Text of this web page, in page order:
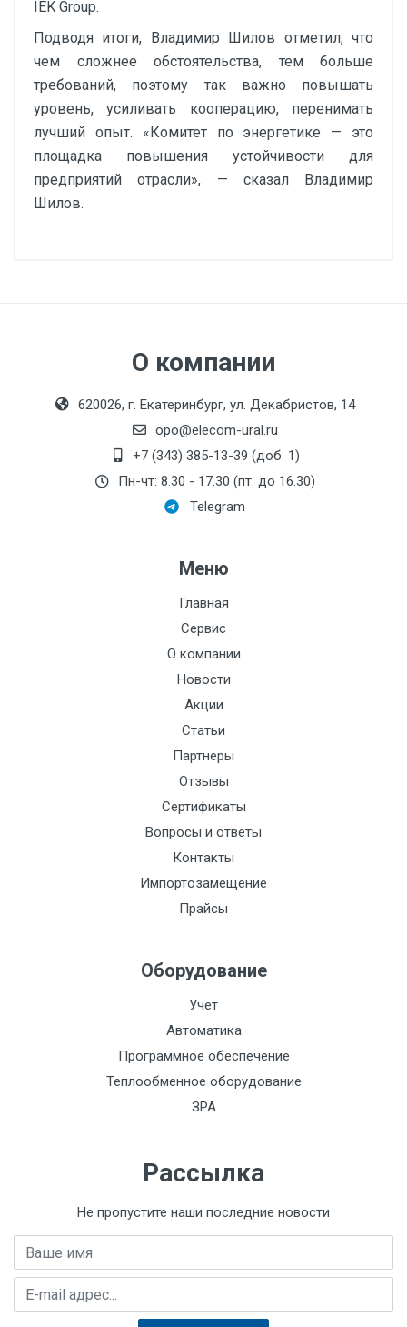
IEK Group.
Подводя итоги, Владимир Шилов отметил, что
чем сложнее обстоятельства, тем больше
требований, поэтому так важно повышать
уровень, усиливать кооперацию, перенимать
лучший опыт. «Комитет по энергетике — это
площадка повышения устойчивости для
предприятий отрасли», — сказал Владимир
Шилов.
О компании
620026, г. Екатеринбург, ул. Декабристов, 14
opo@elecom-ural.ru
+7 (343) 385-13-39 (доб. 1)
Пн-чт: 8.30 - 17.30 (пт. до 16.30)
Telegram
Меню
Главная
Сервис
О компании
Новости
Акции
Статьи
Партнеры
Отзывы
Сертификаты
Вопросы и ответы
Контакты
Импортозамещение
Прайсы
Оборудование
Учет
Автоматика
Программное обеспечение
Теплообменное оборудование
ЗРА
Рассылка
Не пропустите наши последние новости